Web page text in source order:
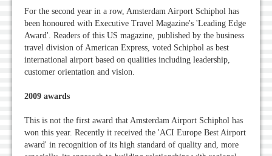
For the second year in a row, Amsterdam Airport Schiphol has
been honoured with Executive Travel Magazine's 'Leading Edge
Award'. Readers of this US magazine, published by the business
travel division of American Express, voted Schiphol as best
international airport based on qualities including leadership,
customer orientation and vision.
2009 awards
This is not the first award that Amsterdam Airport Schiphol has
won this year. Recently it received the 'ACI Europe Best Airport
award' in recognition of its high standard of quality and, more